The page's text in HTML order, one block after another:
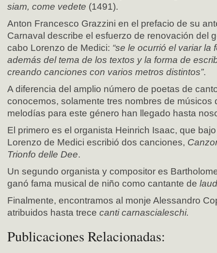
siam, come vedete (1491).
Anton Francesco Grazzini en el prefacio de su
Carnaval describe el esfuerzo de renovación del
cabo Lorenzo de Medici: “se le ocurrió el variar la
además del tema de los textos y la forma de
creando canciones con varios metros distintos”.
A diferencia del amplio número de poetas de
conocemos, solamente tres nombres de músicos
melodías para este género han llegado hasta
El primero es el organista Heinrich Isaac, que
Lorenzo de Medici escribió dos canciones,
Trionfo delle Dee.
Un segundo organista y compositor es
ganó fama musical de niño como cantante de
Finalmente, encontramos al monje Alessandro
atribuidos hasta trece canti carnascialeschi.
Publicaciones Relacionadas: